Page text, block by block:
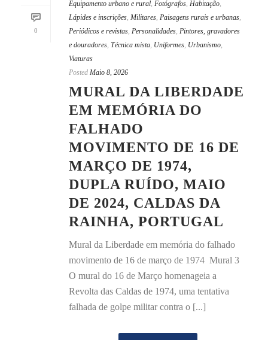
0
Equipamento urbano e rural, Fotógrafos, Habitação,
Lápides e inscrições, Militares, Paisagens rurais e urbanas,
Periódicos e revistas, Personalidades, Pintores, gravadores
e douradores, Técnica mista, Uniformes, Urbanismo,
Viaturas
Posted Maio 8, 2026
MURAL DA LIBERDADE
EM MEMÓRIA DO
FALHADO
MOVIMENTO DE 16 DE
MARÇO DE 1974,
DUPLA RUÍDO, MAIO
DE 2024, CALDAS DA
RAINHA, PORTUGAL
Mural da Liberdade em memória do falhado
movimento de 16 de março de 1974 Mural 3
O mural do 16 de Março homenageia a
Revolta das Caldas de 1974, uma tentativa
falhada de golpe militar contra o [...]